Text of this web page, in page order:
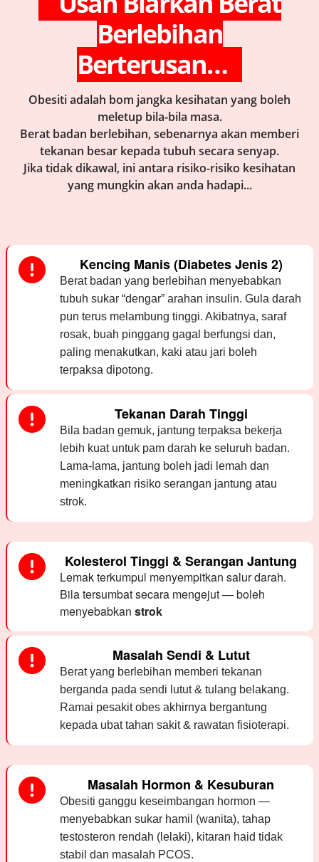
Berlebihan
Berterusan…
Obesiti adalah bom jangka kesihatan yang boleh
meletup bila-bila masa.
Berat badan berlebihan, sebenarnya akan memberi
tekanan besar kepada tubuh secara senyap.
Jika tidak dikawal, ini antara risiko-risiko kesihatan
yang mungkin akan anda hadapi...
Kencing Manis (Diabetes Jenis 2)
Berat badan yang berlebihan menyebabkan
tubuh sukar “dengar” arahan insulin. Gula darah
pun terus melambung tinggi. Akibatnya, saraf
rosak, buah pinggang gagal berfungsi dan,
paling menakutkan, kaki atau jari boleh
terpaksa dipotong.
Tekanan Darah Tinggi
Bila badan gemuk, jantung terpaksa bekerja
lebih kuat untuk pam darah ke seluruh badan.
Lama-lama, jantung boleh jadi lemah dan
meningkatkan risiko serangan jantung atau
strok.
Kolesterol Tinggi & Serangan Jantung
Lemak terkumpul menyempitkan salur darah.
Bila tersumbat secara mengejut — boleh
menyebabkan strok
Masalah Sendi & Lutut
Berat yang berlebihan memberi tekanan
berganda pada sendi lutut & tulang belakang.
Ramai pesakit obes akhirnya bergantung
kepada ubat tahan sakit & rawatan fisioterapi.
Masalah Hormon & Kesuburan
Obesiti ganggu keseimbangan hormon —
menyebabkan sukar hamil (wanita), tahap
testosteron rendah (lelaki), kitaran haid tidak
stabil dan masalah PCOS.